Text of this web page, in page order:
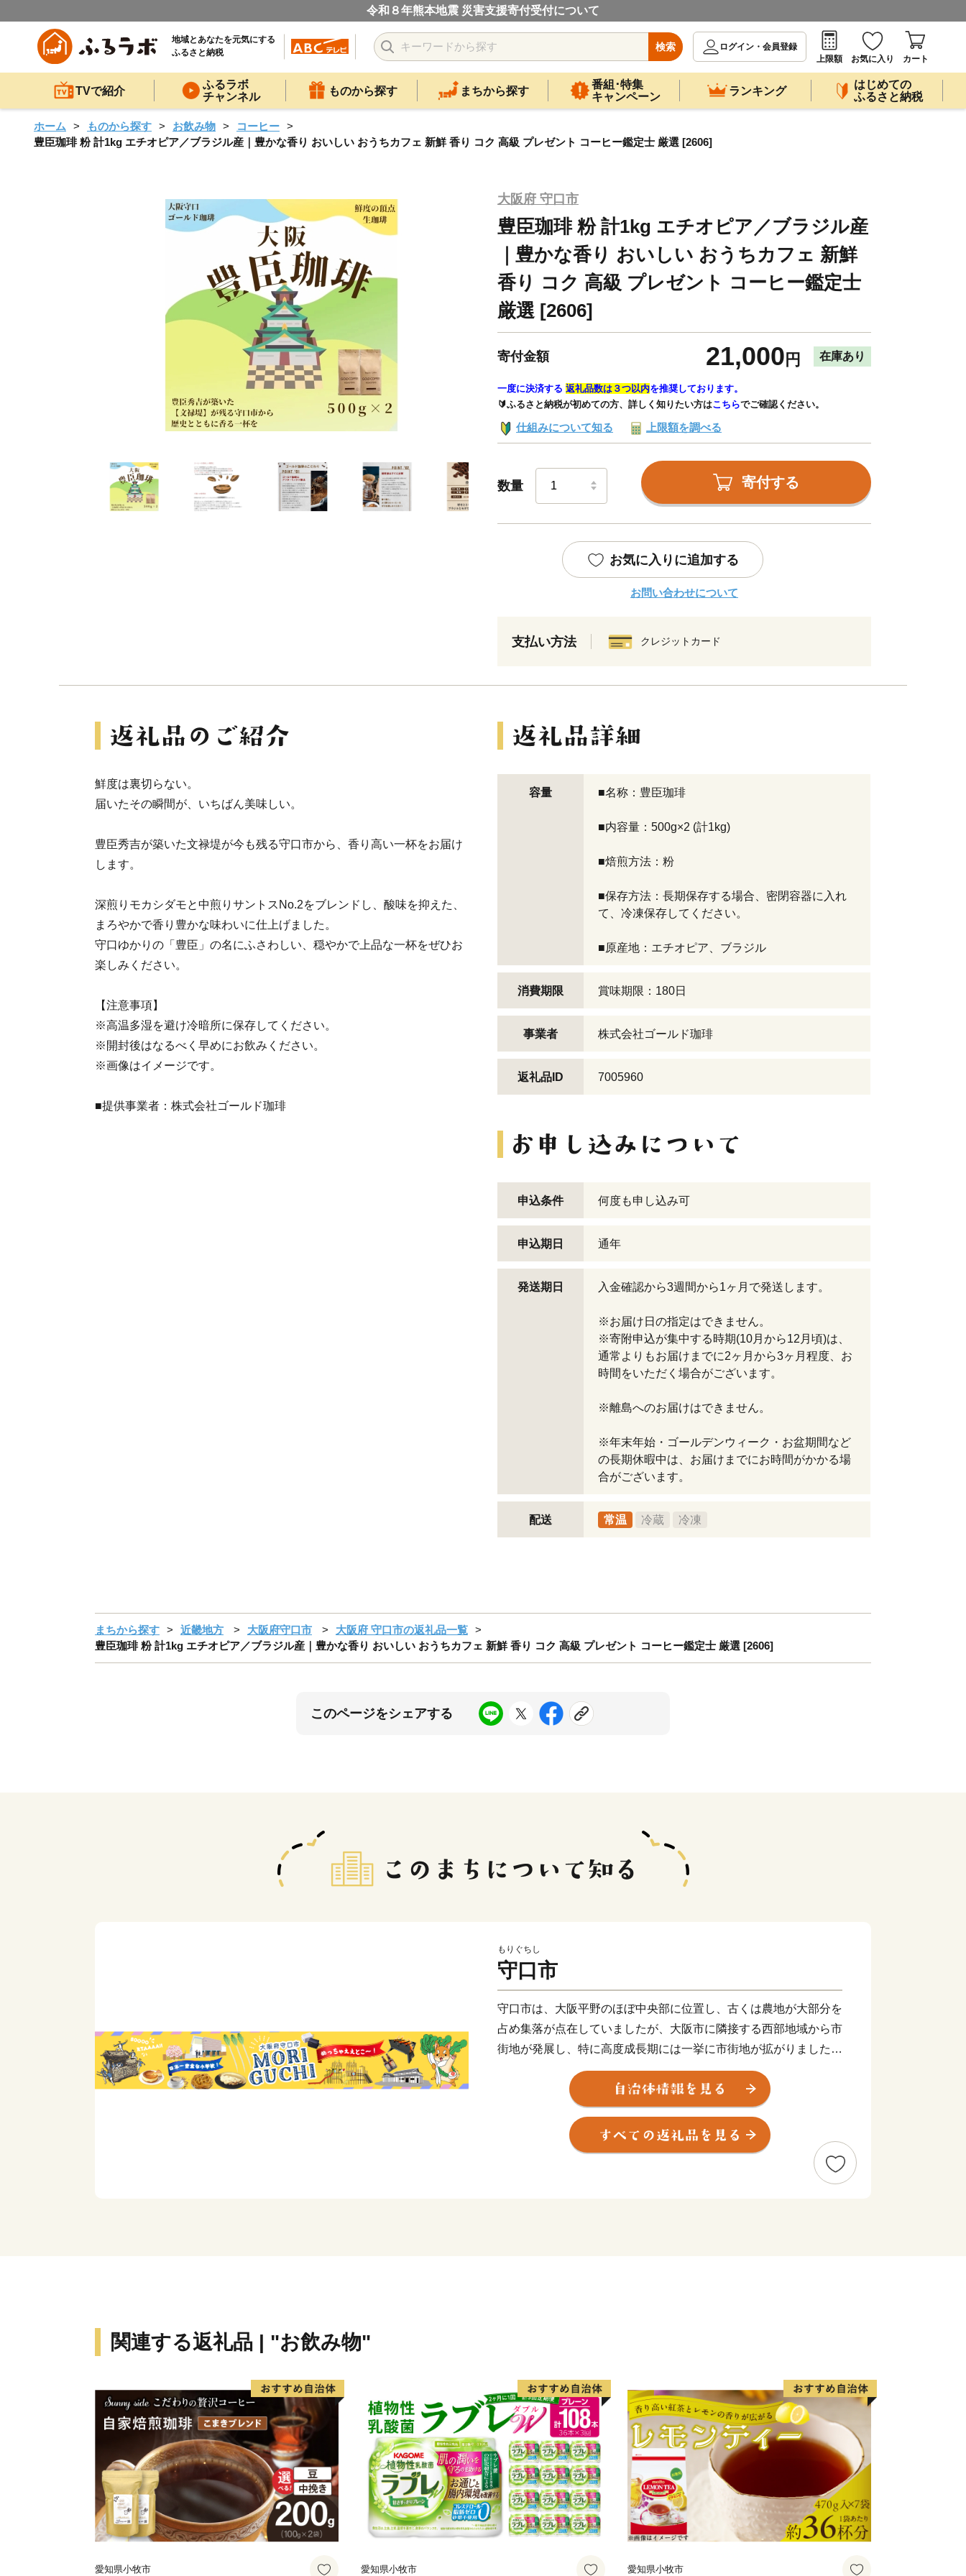
令和８年熊本地震 災害支援寄付受付について
地域とあなたを元気にする
ふるさと納税
検索
ログイン・会員登録
上限額
お気に入り カート
TVで紹介
ふるラボ
チャンネル
ものから探す まちから探す
番組･特集
キャンペーン
ランキング
はじめての
ふるさと納税
ホーム ものから探す お飲み物
コーヒー
豊臣珈琲 粉 計1kg エチオピア／ブラジル産｜豊かな香り おいしい おうちカフェ 新鮮 香り コク 高級 プレゼント コーヒー鑑定士 厳選 [2606]
大阪府 守口市
豊臣珈琲 粉 計1kg エチオピア／ブラジル産
｜豊かな香り おいしい おうちカフェ 新鮮
香り コク 高級 プレゼント コーヒー鑑定士
厳選 [2606]
寄付金額 21,000 円 在庫あり
一度に決済する 返礼品数は３つ以内を推奨しております。
🔰ふるさと納税が初めての方、詳しく知りたい方はこちらでご確認ください。
仕組みについて知る 上限額を調べる
数量 寄付する
お気に入りに追加する
お問い合わせについて
支払い方法 クレジットカード
鮮度は裏切らない。
届いたその瞬間が、いちばん美味しい。
豊臣秀吉が築いた文禄堤が今も残る守口市から、香り高い一杯をお届け
します。
深煎りモカシダモと中煎りサントスNo.2をブレンドし、酸味を抑えた、
まろやかで香り豊かな味わいに仕上げました。
守口ゆかりの「豊臣」の名にふさわしい、穏やかで上品な一杯をぜひお
楽しみください。
【注意事項】
※高温多湿を避け冷暗所に保存してください。
※開封後はなるべく早めにお飲みください。
※画像はイメージです。
■提供事業者：株式会社ゴールド珈琲
容量 ■名称：豊臣珈琲
■内容量：500g×2 (計1kg)
■焙煎方法：粉
■保存方法：長期保存する場合、密閉容器に入れ
て、冷凍保存してください。
■原産地：エチオピア、ブラジル
消費期限 賞味期限：180日
事業者 株式会社ゴールド珈琲
返礼品ID 7005960
申込条件 何度も申し込み可
申込期日 通年
発送期日 入金確認から3週間から1ヶ月で発送します。
※お届け日の指定はできません。
※寄附申込が集中する時期(10月から12月頃)は、
通常よりもお届けまでに2ヶ月から3ヶ月程度、お
時間をいただく場合がございます。
※離島へのお届けはできません。
※年末年始・ゴールデンウィーク・お盆期間など
の長期休暇中は、お届けまでにお時間がかかる場
合がございます。
配送 常温 冷蔵 冷凍
まちから探す 近畿地方 大阪府守口市
大阪府 守口市の返礼品一覧
豊臣珈琲 粉 計1kg エチオピア／ブラジル産｜豊かな香り おいしい おうちカフェ 新鮮 香り コク 高級 プレゼント コーヒー鑑定士 厳選 [2606]
このページをシェアする
もりぐちし
守口市
守口市は、大阪平野のほぼ中央部に位置し、古くは農地が大部分を
占め集落が点在していましたが、大阪市に隣接する西部地域から市
街地が発展し、特に高度成長期には一挙に市街地が拡がりました。
また、早くから大手家電メーカーの企業城下町として発展を遂げる
とともに安定した税収を背景に各種行政サービスを充実させ、公共
施設や都市基盤の整備を進めてきた結果、現在では日常生活を支え
る基本的な施設整備は一定の到達点に達し、成熟した都市としての
関連する返礼品 | "お飲み物"
愛知県小牧市 愛知県小牧市 愛知県小牧市